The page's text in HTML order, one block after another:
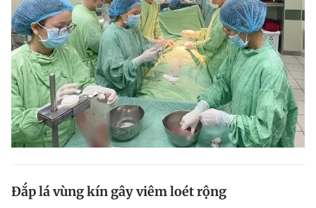
Đắp lá vùng kín gây viêm loét rộng